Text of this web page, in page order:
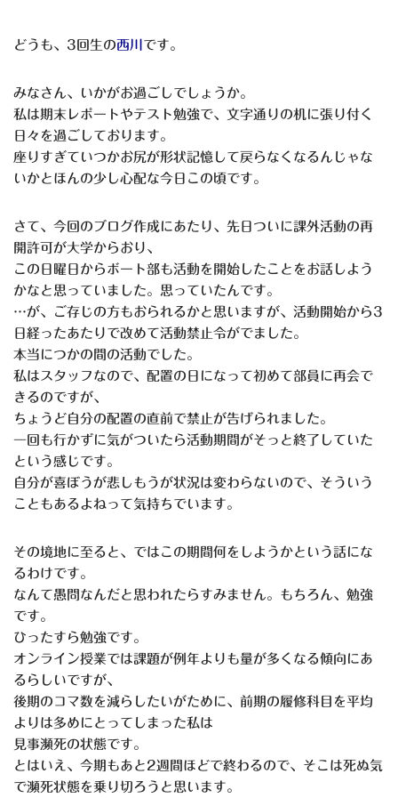
どうも、3回生の西川 です。
みなさん、いかがお過ごしでしょうか。
私は期末レポートやテスト勉強で、文字通りの机に張り付く
日々を過ごしております。
座りすぎていつかお尻が形状記憶して戻らなくなるんじゃな
いかとほんの少し心配な今日この頃です。
さて、今回のブログ作成にあたり、先日ついに課外活動の再
開許可が大学からおり、
この日曜日からボート部も活動を開始したことをお話しよう
かなと思っていました。思っていたんです。
…が、ご存じの方もおられるかと思いますが、活動開始から3
日経ったあたりで改めて活動禁止令がでました。
本当につかの間の活動でした。
私はスタッフなので、配置の日になって初めて部員に再会で
きるのですが、
ちょうど自分の配置の直前で禁止が告げられました。
一回も行かずに気がついたら活動期間がそっと終了していた
という感じです。
自分が喜ぼうが悲しもうが状況は変わらないので、そういう
こともあるよねって気持ちでいます。
その境地に至ると、ではこの期間何をしようかという話にな
るわけです。
なんて愚問なんだと思われたらすみません。もちろん、勉強
です。
ひったすら勉強です。
オンライン授業では課題が例年よりも量が多くなる傾向にあ
るらしいですが、
後期のコマ数を減らしたいがために、前期の履修科目を平均
よりは多めにとってしまった私は
見事瀕死の状態です。
とはいえ、今期もあと2週間ほどで終わるので、そこは死ぬ気
で瀕死状態を乗り切ろうと思います。